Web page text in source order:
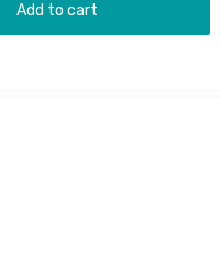
Add to cart